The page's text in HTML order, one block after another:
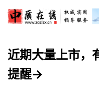
近期大量上市，
提醒→